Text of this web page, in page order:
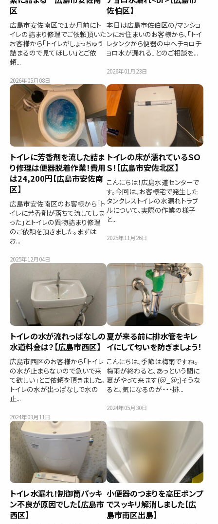
区
広島市安佐南区で１か月前にト
イレの詰まり修理でご依頼頂いた
お客様から「トイレがしょっちゅう
詰まるので見てほしい」とご依
頼...
2026年05月08日
佐伯区】
本日は広島市佐伯区の/マンショ
ンにお住まいのお客様から、「トイ
レタンクから便器の中へチョロチ
ョロ水が漏れる」とのご相談を...
2026年01月23日
トイレに芳香剤を流した詰ま
り修理は便器脱着作業！費用
は24,200円【広島市安佐南
区】
広島市安佐南区のお客様から「ト
イレに芳香剤が落ちて流してしま
った」とトイレの異物詰まり修理
のご依頼を頂きました。まずは
お...
2025年12月04日
トイレの床が濡れているＳＯ
Ｓ！【広島市安佐北区】
こんにちは！広島水道センターで
す。今回は、お客様宅で発生した
タンクレストイレの水漏れトラブ
ルについて、実際の作業の様子
と...
2025年11月26日
トイレの水が流れっぱなしの
水道料金は？【広島市西区】
広島市西区のお客様から「トイレ
の水が止まらないので急いで来
て欲しい」とご依頼を頂きました。
トイレの水が出っぱなしで水の
止...
2024年09月11日
夏が来る前に排水管をキレ
イにして匂いを防ぎましょう！
こんにちは、季節は梅雨ですね。
梅雨が終わると、あっという間に
夏がやって来ます(＠_＠;)そうな
ると、気になるのが・・・排...
2024年05月30日
トイレ水漏れ！制御筒パッキ
ン不良が原因でした【広島市
西区】
小便器のつまりを高圧ポンプ
でスッキリ解消しました【広
島市南区出島】